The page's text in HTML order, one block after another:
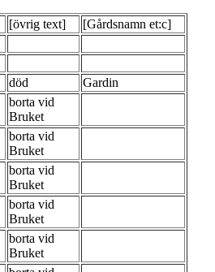
[övrig text]
[Gårdsnamn et:c]
död
Gardin
borta vid
Bruket
borta vid
Bruket
borta vid
Bruket
borta vid
Bruket
borta vid
Bruket